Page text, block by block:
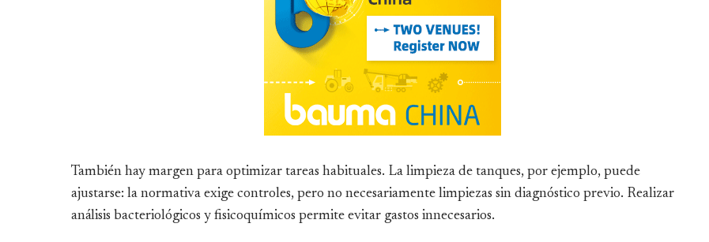
También hay margen para optimizar tareas habituales. La limpieza de tanques, por ejemplo, puede
ajustarse: la normativa exige controles, pero no necesariamente limpiezas sin diagnóstico previo. Realizar
análisis bacteriológicos y fisicoquímicos permite evitar gastos innecesarios.